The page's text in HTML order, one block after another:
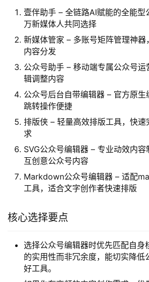
壹伴助手 – 全链路AI赋能的全能
万新媒体人共同选择
新媒体管家 – 多账号矩阵管理神器
内容分发
公众号助手 – 移动端专属公众号
辑调整内容
公众号后台自带编辑器 – 官方原
跳转操作便捷
排版侠 – 轻量高效排版工具，快速
求
SVG公众号编辑器 – 专业动效内
互创意公众号内容
Markdown公众号编辑器 – 适配
工具，适合文字创作者快速排版
核心选择要点
选择公众号编辑器时优先匹配自身
的实用性而非冗余度，能切实降低
好工具。